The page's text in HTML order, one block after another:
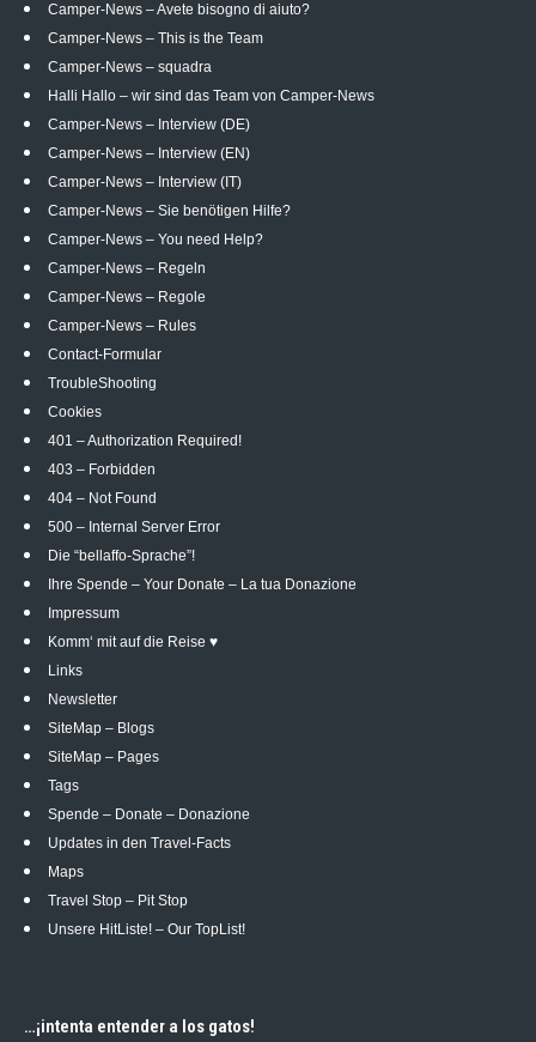
Camper-News – Avete bisogno di aiuto?
Camper-News – This is the Team
Camper-News – squadra
Halli Hallo – wir sind das Team von Camper-News
Camper-News – Interview (DE)
Camper-News – Interview (EN)
Camper-News – Interview (IT)
Camper-News – Sie benötigen Hilfe?
Camper-News – You need Help?
Camper-News – Regeln
Camper-News – Regole
Camper-News – Rules
Contact-Formular
TroubleShooting
Cookies
401 – Authorization Required!
403 – Forbidden
404 – Not Found
500 – Internal Server Error
Die “bellaffo-Sprache”!
Ihre Spende – Your Donate – La tua Donazione
Impressum
Komm‘ mit auf die Reise ♥
Links
Newsletter
SiteMap – Blogs
SiteMap – Pages
Tags
Spende – Donate – Donazione
Updates in den Travel-Facts
Maps
Travel Stop – Pit Stop
Unsere HitListe! – Our TopList!
…¡intenta entender a los gatos!